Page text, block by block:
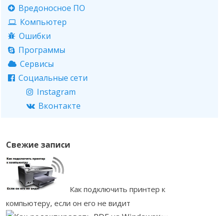
Вредоносное ПО
Компьютер
Ошибки
Программы
Сервисы
Социальные сети
Instagram
Вконтакте
Свежие записи
Как подключить принтер к
компьютеру, если он его не видит